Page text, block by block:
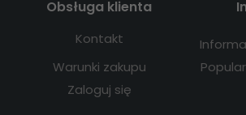
Obsługa klienta
Kontakt
Warunki zakupu
Zaloguj się